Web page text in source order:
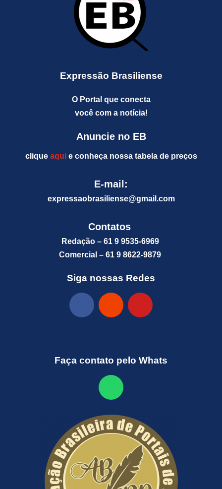
Expressão Brasiliense
O Portal que conecta
você com a notícia!
Anuncie no EB
clique aquie conheça nossa tabela de preços
E-mail:
expressaobrasiliense@gmail.com
Contatos
Redação – 61 9 9535-6969
Comercial – 61 9 8622-9879
Siga nossas Redes
Faça contato pelo Whats